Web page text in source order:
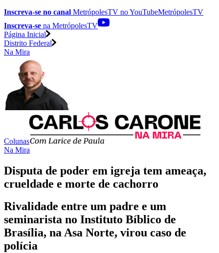
Inscreva-se no canal MetrópolesTV noYouTubeMetrópolesTV
Inscreva-se na MetrópolesTV
Página Inicial
Distrito Federal
Na Mira
Colunas
Na Mira
Disputa de poder em igreja tem ameaça,
crueldade e morte de cachorro
Rivalidade entre um padre e um
seminarista no Instituto Bíblico de
Brasília, na Asa Norte, virou caso de
polícia